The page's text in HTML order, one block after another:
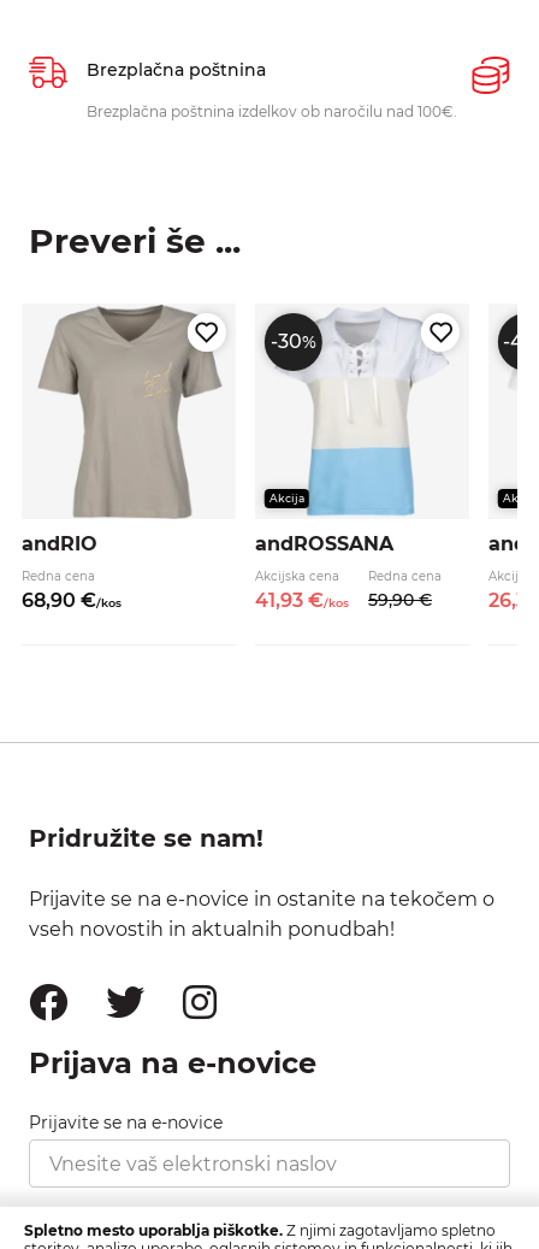
Brezplačna poštnina
Brezplačna poštnina izdelkov ob naročilu nad 100€.
Preveri še ...
andRIO
Redna cena
68,90 €/kos
-30%
Akcija
andROSSANA
Akcijska cena
41,93 €/kos
Redna cena
59,90 €
-40
Akcija
26,
Pridružite se nam!
Prijavite se na e-novice in ostanite na tekočem o
vseh novostih in aktualnih ponudbah!
Prijava na e-novice
Prijavite se na e-novice
Strinjam se s pravilnikom zasebnosti, ki ga najdete
Spletno mesto uporablja piškotke. Z njimi zagotavljamo spletno